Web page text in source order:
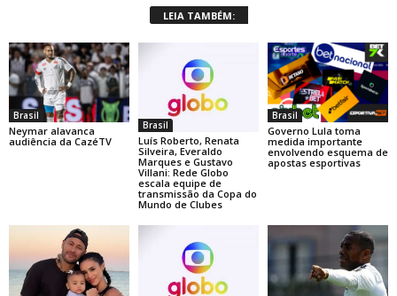
LEIA TAMBÉM:
Brasil
Neymar alavanca
audiência da CazéTV
Brasil
Luís Roberto, Renata
Silveira, Everaldo
Marques e Gustavo
Villani: Rede Globo
escala equipe de
transmissão da Copa do
Mundo de Clubes
Brasil
Governo Lula toma
medida importante
envolvendo esquema de
apostas esportivas